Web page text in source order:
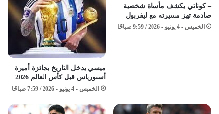
– كوناتي يكشف مأساة شخصية
صادمة تهز مسيرته مع ليفربول
الخميس - 4 يونيو - 2026 / 9:59 صباحًا
ميسي يدخل التاريخ بجائزة أميرة
أستورياس قبل كأس العالم 2026
الخميس - 4 يونيو - 2026 / 7:59 صباحًا